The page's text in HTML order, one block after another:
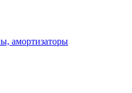
амортизаторы